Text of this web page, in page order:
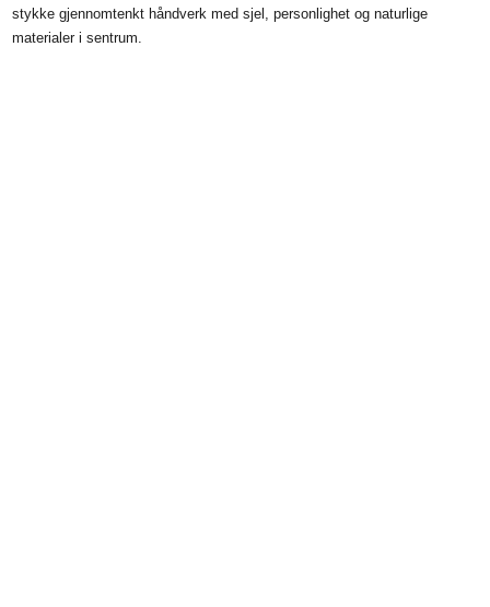
stykke gjennomtenkt håndverk med sjel, personlighet og naturlige
materialer i sentrum.